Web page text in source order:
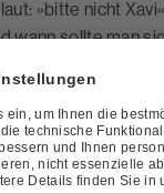
»bitte nicht
wann sollte man
wünscht, aber
konnte nur Xavi
nicht hätte